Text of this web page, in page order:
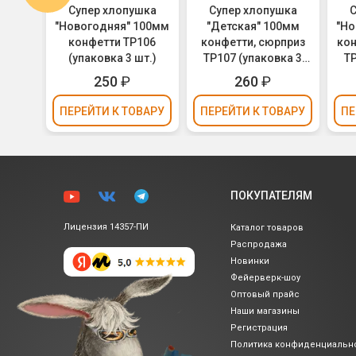
Супер хлопушка
"Новогодняя" 100мм
конфетти ТР106
(упаковка 3 шт.)
250₽
ПЕРЕЙТИ К ТОВАРУ
Супер хлопушка
"Детская" 100мм
конфетти, сюрприз
ТР107 (упаковка 3
шт.)
260₽
ПЕРЕЙТИ К ТОВАРУ
Лицензия 14357-ПИ
ПОКУПАТЕЛЯМ
Каталог товаров
Распродажа
Новинки
Фейерверк-шоу
Оптовый прайс
Наши магазины
Регистрация
Политика